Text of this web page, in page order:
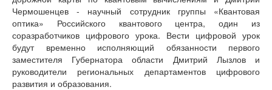
Чермошенцев - научный сотрудник группы «Квантовая
оптика» Российского квантового центра, один из
соразработчиков цифрового урока. Вести цифровой урок
будут временно исполняющий обязанности первого
заместителя Губернатора области Дмитрий Лызлов и
руководители региональных департаментов цифрового
развития и образования.